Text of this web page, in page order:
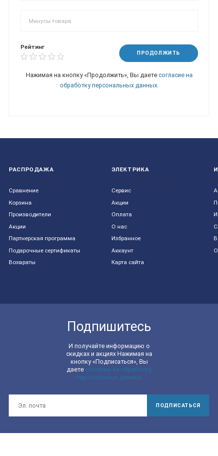
Рейтинг
ПРОДОЛЖИТЬ
Нажимая на кнопку «Продолжить», Вы даете согласие на
обработку персональных данных.
РАСПРОДАЖА
Сравнение
Корзина
Производители
Акции
Партнерская программа
Подарочные сертификаты
Возвраты
ЭЛЕКТРИКА
Сервис
Акции
Оплата
О нас
Избранное
Аккаунт
Карта сайта
Подпишитесь
И получайте информацию о
скидках и акциях Нажимая на
кнопку «Подписаться», Вы
даете согласие на обработку
персональных данных.
ПОДПИСАТЬСЯ